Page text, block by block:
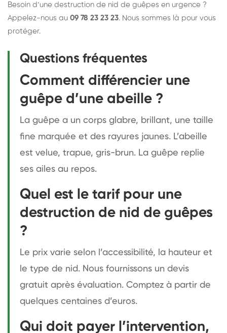
Besoin d’une destruction de nid de guêpes en urgence ?
Appelez-nous au 09 78 23 23 23. Nous sommes là pour vous
protéger.
Questions fréquentes
Comment différencier une
guêpe d’une abeille ?
La guêpe a un corps glabre, brillant, une taille
fine marquée et des rayures jaunes. L’abeille
est velue, trapue, gris-brun. La guêpe replie
ses ailes au repos.
Quel est le tarif pour une
destruction de nid de guêpes
?
Le prix varie selon l’accessibilité, la hauteur et
le type de nid. Nous fournissons un devis
gratuit après évaluation. Comptez à partir de
quelques centaines d’euros.
Qui doit payer l’intervention,